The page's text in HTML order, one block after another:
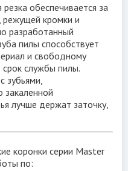
обеспечивается за
режущей кромки и
разработанный
пилы способствует
и свободному
службы пилы.
зубьями,
закаленной
лучше держат заточку,
коронки серии Master
по:
сверлом-